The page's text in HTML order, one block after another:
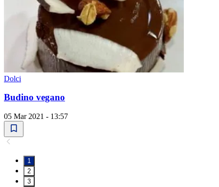
Dolci
Budino vegano
05 Mar 2021 - 13:57
1
2
3